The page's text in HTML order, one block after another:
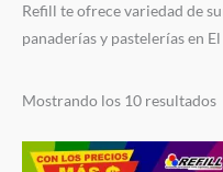
Refill te ofrece variedad de
panaderías y pastelerías en
Mostrando los 10 resultados